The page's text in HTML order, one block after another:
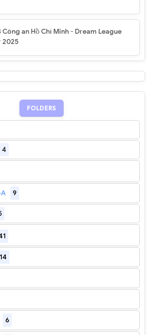
Công an Hồ Chí Minh - Dream League
2025
FOLDERS
4
9
14
6